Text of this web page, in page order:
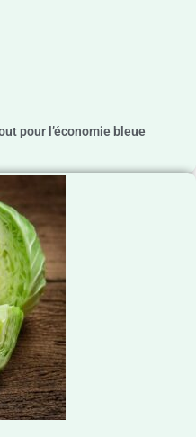
pour l’économie bleue